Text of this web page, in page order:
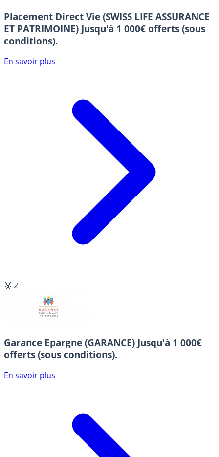
Placement Direct Vie (SWISS LIFE ASSURANCE
ET PATRIMOINE) Jusqu'à 1 000€ offerts (sous
conditions).
En savoir plus
🥈 2
Garance Epargne (GARANCE) Jusqu'à 1 000€
offerts (sous conditions).
En savoir plus